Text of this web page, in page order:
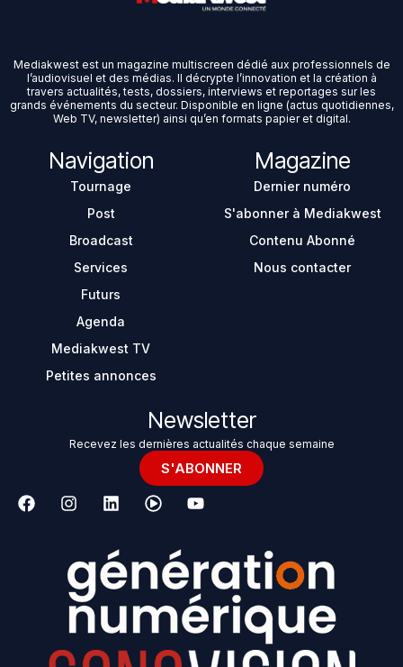
Mediakwest est un magazine multiscreen dédié aux professionnels de
l’audiovisuel et des médias. Il décrypte l’innovation et la création à
travers actualités, tests, dossiers, interviews et reportages sur les
grands événements du secteur. Disponible en ligne (actus quotidiennes,
Web TV, newsletter) ainsi qu’en formats papier et digital.
Navigation
Tournage
Post
Broadcast
Services
Futurs
Agenda
Mediakwest TV
Petites annonces
Magazine
Dernier numéro
S'abonner à Mediakwest
Contenu Abonné
Nous contacter
Newsletter
Recevez les dernières actualités chaque semaine
S'ABONNER